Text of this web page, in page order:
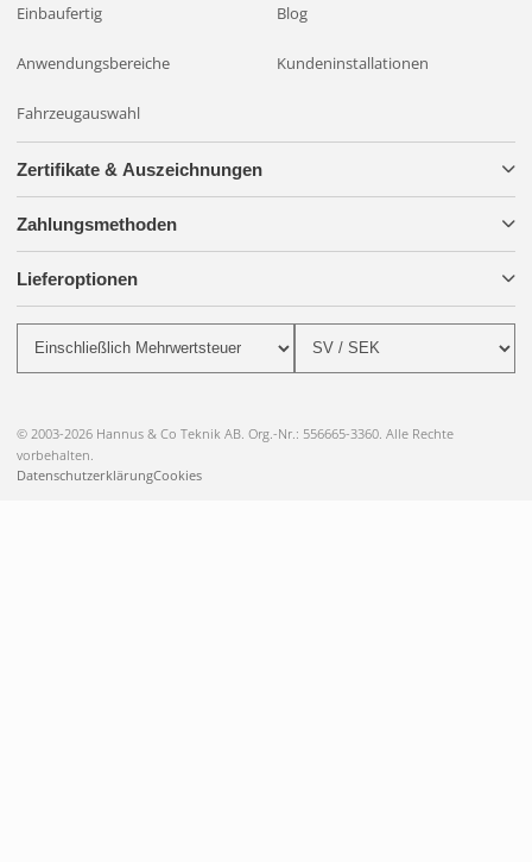
Einbaufertig Blog
Anwendungsbereiche Kundeninstallationen
Fahrzeugauswahl
Zertifikate & Auszeichnungen
Zahlungsmethoden
Lieferoptionen
© 2003-2026 Hannus & Co Teknik AB. Org.-Nr.: 556665-3360. Alle Rechte
vorbehalten.
DatenschutzerklärungCookies